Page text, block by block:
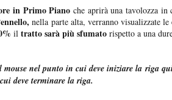
in Primo Piano che aprirà una tavolozza
nella parte alta, verranno visualizzate
il tratto sarà più sfumato rispetto a una
nel punto in cui deve iniziare la riga
deve terminare la riga.